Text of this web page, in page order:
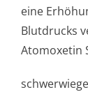
eine
Blutdrucks
Atomoxetin